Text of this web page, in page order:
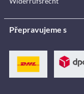
Přepravujeme s